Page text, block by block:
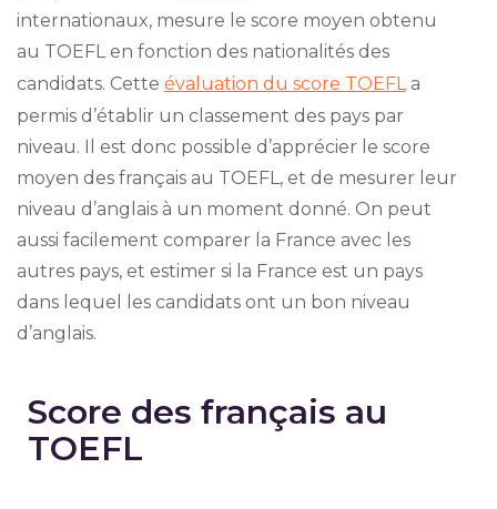
internationaux, mesure le score moyen obtenu
au TOEFL en fonction des nationalités des
candidats. Cette évaluation du score TOEFL a
permis d’établir un classement des pays par
niveau. Il est donc possible d’apprécier le score
moyen des français au TOEFL, et de mesurer leur
niveau d’anglais à un moment donné. On peut
aussi facilement comparer la France avec les
autres pays, et estimer si la France est un pays
dans lequel les candidats ont un bon niveau
d’anglais.
Score des français au
TOEFL